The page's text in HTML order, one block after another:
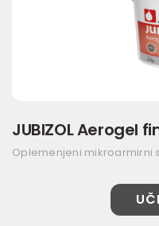
JUBIZOL Aerogel
Oplemenjeni mikroarmirni